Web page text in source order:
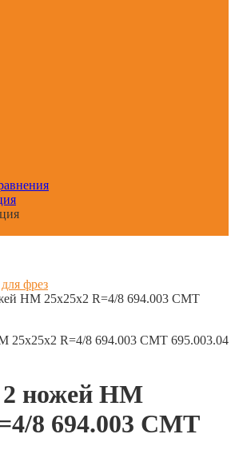
фрез
HM 25x25x2 R=4/8 694.003 CMT
25x25x2 R=4/8 694.003 CMT 695.003.04
ножей HM
8 694.003 CMT